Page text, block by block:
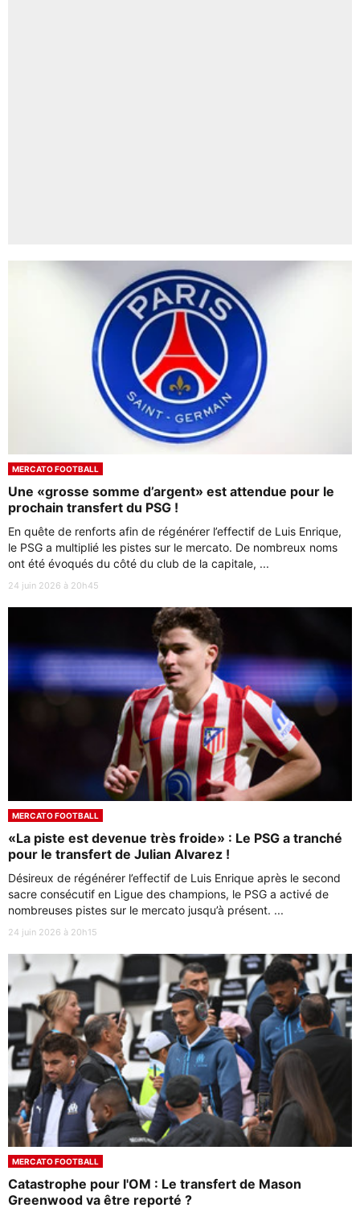
MERCATO FOOTBALL
Une «grosse somme d’argent» est attendue pour le
prochain transfert du PSG !
En quête de renforts afin de régénérer l’effectif de Luis Enrique,
le PSG a multiplié les pistes sur le mercato. De nombreux noms
ont été évoqués du côté du club de la capitale, ...
24 juin 2026 à 20h45
MERCATO FOOTBALL
«La piste est devenue très froide» : Le PSG a tranché
pour le transfert de Julian Alvarez !
Désireux de régénérer l’effectif de Luis Enrique après le second
sacre consécutif en Ligue des champions, le PSG a activé de
nombreuses pistes sur le mercato jusqu’à présent. ...
24 juin 2026 à 20h15
MERCATO FOOTBALL
Catastrophe pour l'OM : Le transfert de Mason
Greenwood va être reporté ?